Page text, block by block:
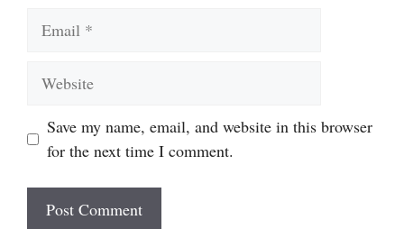
Save my name, email, and website in this browser
for the next time I comment.